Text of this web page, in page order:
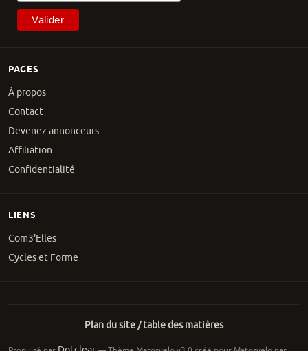
PAGES
À propos
Contact
Devenez annonceurs
Affiliation
Confidentialité
LIENS
Com3'Elles
Cycles et Forme
Plan du site / table des matières